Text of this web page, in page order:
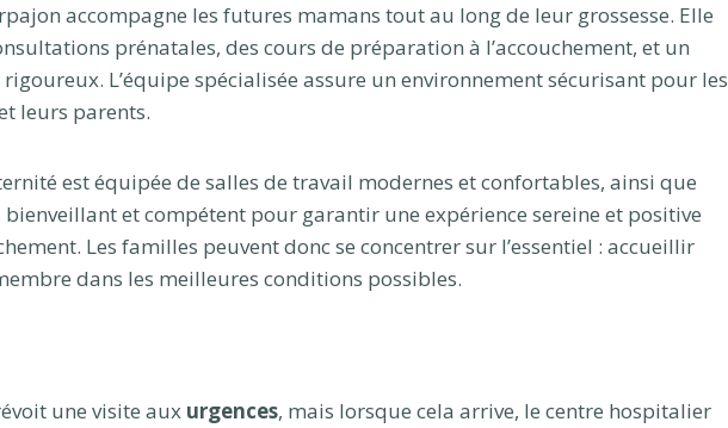
accompagne les futures mamans tout au long de leur grossesse. Elle
prénatales, des cours de préparation à l’accouchement, et un
L’équipe spécialisée assure un environnement sécurisant pour les
leurs parents.
est équipée de salles de travail modernes et confortables, ainsi que
bienveillant et compétent pour garantir une expérience sereine et positive
Les familles peuvent donc se concentrer sur l’essentiel : accueillir
dans les meilleures conditions possibles.
une visite aux urgences, mais lorsque cela arrive, le centre hospitalier